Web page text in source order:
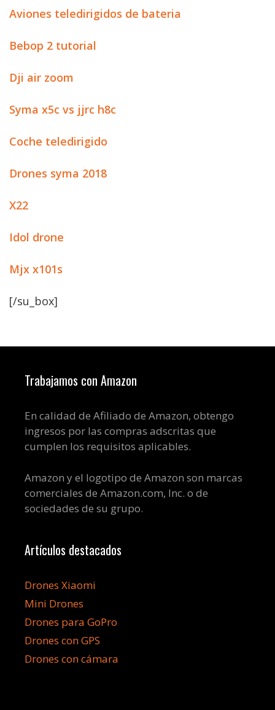
Aviones teledirigidos de bateria
Bebop 2 tutorial
Dji air zoom
Syma x5c vs jjrc h8c
Coche teledirigido
Drones syma 2018
X22
Idol drone
Mjx x101s
[/su_box]
Trabajamos con Amazon
En calidad de Afiliado de Amazon, obtengo
ingresos por las compras adscritas que
cumplen los requisitos aplicables.
Amazon y el logotipo de Amazon son marcas
comerciales de Amazon.com, Inc. o de
sociedades de su grupo.
Artículos destacados
Drones Xiaomi
Mini Drones
Drones para GoPro
Drones con GPS
Drones con cámara